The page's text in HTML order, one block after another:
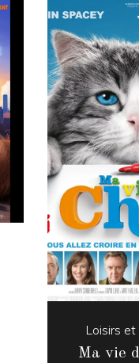
Loisirs
Ma vie